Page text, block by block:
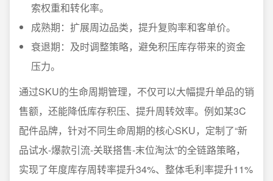
索权重和转化率。
成熟期：扩展周边品类，提升复购率和客单价。
衰退期：及时调整策略，避免积压库存带来的资金
压力。
通过SKU的生命周期管理，不仅可以大幅提升单品的销
售额，还能降低库存积压、提升周转效率。例如某3C
配件品牌，针对不同生命周期的核心SKU，定制了“新
品试水-爆款引流-关联搭售-末位淘汰”的全链路策略，
实现了年度库存周转率提升34%、整体毛利率提升11%